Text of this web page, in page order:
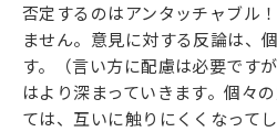
否定するのはアンタッチャブル
ません。意見に対する反論は、
す。（言い方に配慮は必要です
はより深まっていきます。個々
ては、互いに触りにくくなってし